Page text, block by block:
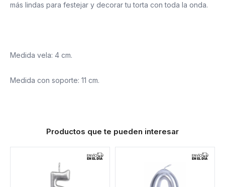
más lindas para festejar y decorar tu torta con toda la onda.
Medida vela: 4 cm.
Medida con soporte: 11 cm.
Productos que te pueden interesar